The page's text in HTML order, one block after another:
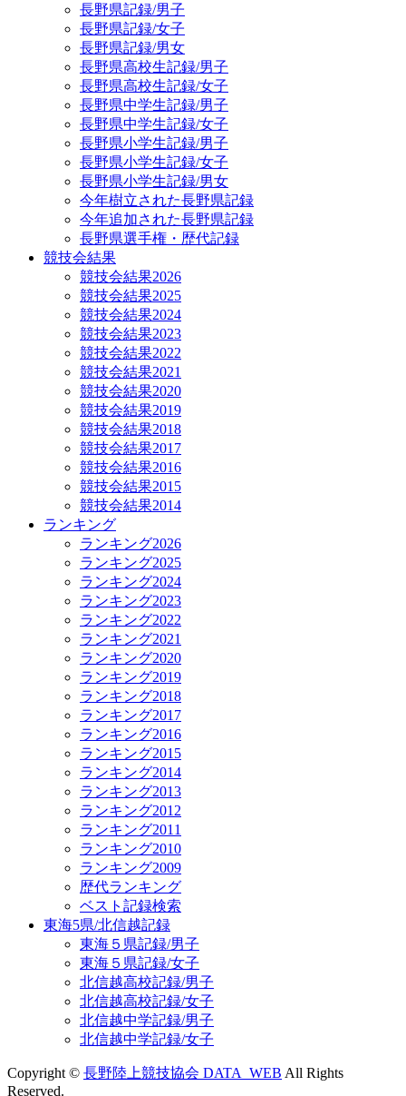
長野県記録/男子
長野県記録/女子
長野県記録/男女
長野県高校生記録/男子
長野県高校生記録/女子
長野県中学生記録/男子
長野県中学生記録/女子
長野県小学生記録/男子
長野県小学生記録/女子
長野県小学生記録/男女
今年樹立された長野県記録
今年追加された長野県記録
長野県選手権・歴代記録
競技会結果
競技会結果2026
競技会結果2025
競技会結果2024
競技会結果2023
競技会結果2022
競技会結果2021
競技会結果2020
競技会結果2019
競技会結果2018
競技会結果2017
競技会結果2016
競技会結果2015
競技会結果2014
ランキング
ランキング2026
ランキング2025
ランキング2024
ランキング2023
ランキング2022
ランキング2021
ランキング2020
ランキング2019
ランキング2018
ランキング2017
ランキング2016
ランキング2015
ランキング2014
ランキング2013
ランキング2012
ランキング2011
ランキング2010
ランキング2009
歴代ランキング
ベスト記録検索
東海5県/北信越記録
東海５県記録/男子
東海５県記録/女子
北信越高校記録/男子
北信越高校記録/女子
北信越中学記録/男子
北信越中学記録/女子
Copyright © 長野陸上競技協会 DATA_WEB All Rights
Reserved.